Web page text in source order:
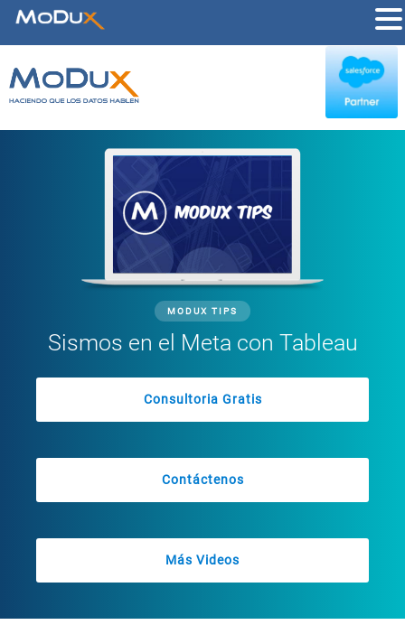
MODUX TIPS
Sismos en el Meta con Tableau
Consultoria Gratis
Contáctenos
Más Videos